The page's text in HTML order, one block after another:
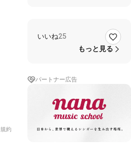
約
あけしーずさん、心のこも
った歌声をホントにどうも
ありがとうございました☺️
⭐️ひろひろさん×ななトン
https://nana-
music.com/sounds/
いいね25
もっと見る
パートナー広告